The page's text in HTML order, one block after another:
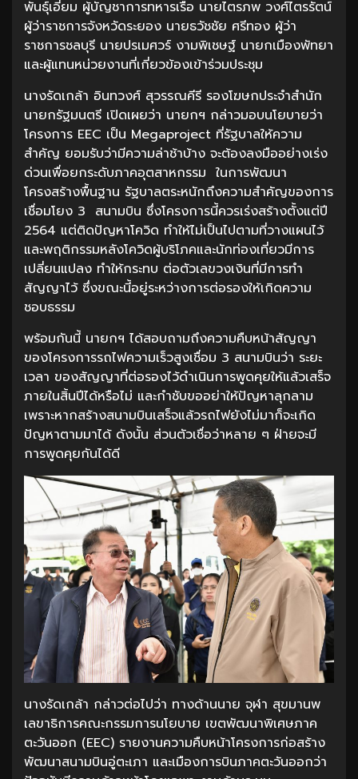
พันธุ์เอี่ยม ผู้บัญชาการทหารเรือ นายไตรภพ วงศ์ไตรรัตน์
ผู้ว่าราชการจังหวัดระยอง นายธวัชชัย ศรีทอง ผู้ว่า
ราชการชลบุรี นายปรเมศวร์ งามพิเชษฐ์ นายกเมืองพัทยา
และผู้แทนหน่วยงานที่เกี่ยวข้องเข้าร่วมประชุม
นางรัดเกล้า อินทวงศ์ สุวรรณคีรี รองโฆษกประจำสำนัก
นายกรัฐมนตรี เปิดเผยว่า นายกฯ กล่าวมอบนโยบายว่า
โครงการ EEC เป็น Megaproject ที่รัฐบาลให้ความ
สำคัญ ยอมรับว่ามีความล่าช้าบ้าง จะต้องลงมืออย่างเร่ง
ด่วนเพื่อยกระดับภาคอุตสาหกรรม ในการพัฒนา
โครงสร้างพื้นฐาน รัฐบาลตระหนักถึงความสำคัญของการ
เชื่อมโยง 3 สนามบิน ซึ่งโครงการนี้ควรเร่งสร้างตั้งแต่ปี
2564 แต่ติดปัญหาโควิด ทำให้ไม่เป็นไปตามที่วางแผนไว้
และพฤติกรรมหลังโควิดผู้บริโภคและนักท่องเที่ยวมีการ
เปลี่ยนแปลง ทำให้กระทบ ต่อตัวเลขวงเงินที่มีการทำ
สัญญาไว้ ซึ่งขณะนี้อยู่ระหว่างการต่อรองให้เกิดความ
ชอบธรรม
พร้อมกันนี้ นายกฯ ได้สอบถามถึงความคืบหน้าสัญญา
ของโครงการรถไฟความเร็วสูงเชื่อม 3 สนามบินว่า ระยะ
เวลา ของสัญญาที่ต่อรองไว้ดำเนินการพูดคุยให้แล้วเสร็จ
ภายในสิ้นปีได้หรือไม่ และกำชับขออย่าให้ปัญหาลุกลาม
เพราะหากสร้างสนามบินเสร็จแล้วรถไฟยังไม่มาก็จะเกิด
ปัญหาตามมาได้ ดังนั้น ส่วนตัวเชื่อว่าหลาย ๆ ฝ่ายจะมี
การพูดคุยกันได้ดี
นางรัดเกล้า กล่าวต่อไปว่า ทางด้านนาย จุฬา สุขมานพ
เลขาธิการคณะกรรมการนโยบาย เขตพัฒนาพิเศษภาค
ตะวันออก (EEC) รายงานความคืบหน้าโครงการก่อสร้าง
พัฒนาสนามบินอู่ตะเภา และเมืองการบินภาคตะวันออกว่า